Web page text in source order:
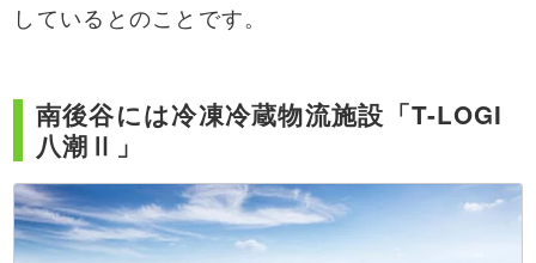
しているとのことです。
南後谷には冷凍冷蔵物流施設「T-LOGI
八潮Ⅱ」